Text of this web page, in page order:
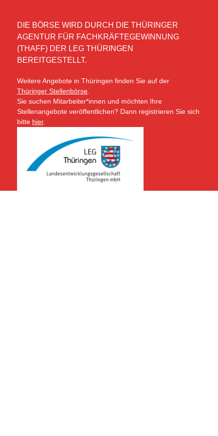
DIE BÖRSE WIRD DURCH DIE THÜRINGER
AGENTUR FÜR FACHKRÄFTEGEWINNUNG
(THAFF) DER LEG THÜRINGEN
BEREITGESTELLT.
Weitere Angebote in Thüringen finden Sie auf der
Thüringer Stellenbörse
Sie suchen Mitarbeiter*innen und möchten Ihre
Stellenangebote veröffentlichen? Dann registrieren Sie sich
bitte hier.